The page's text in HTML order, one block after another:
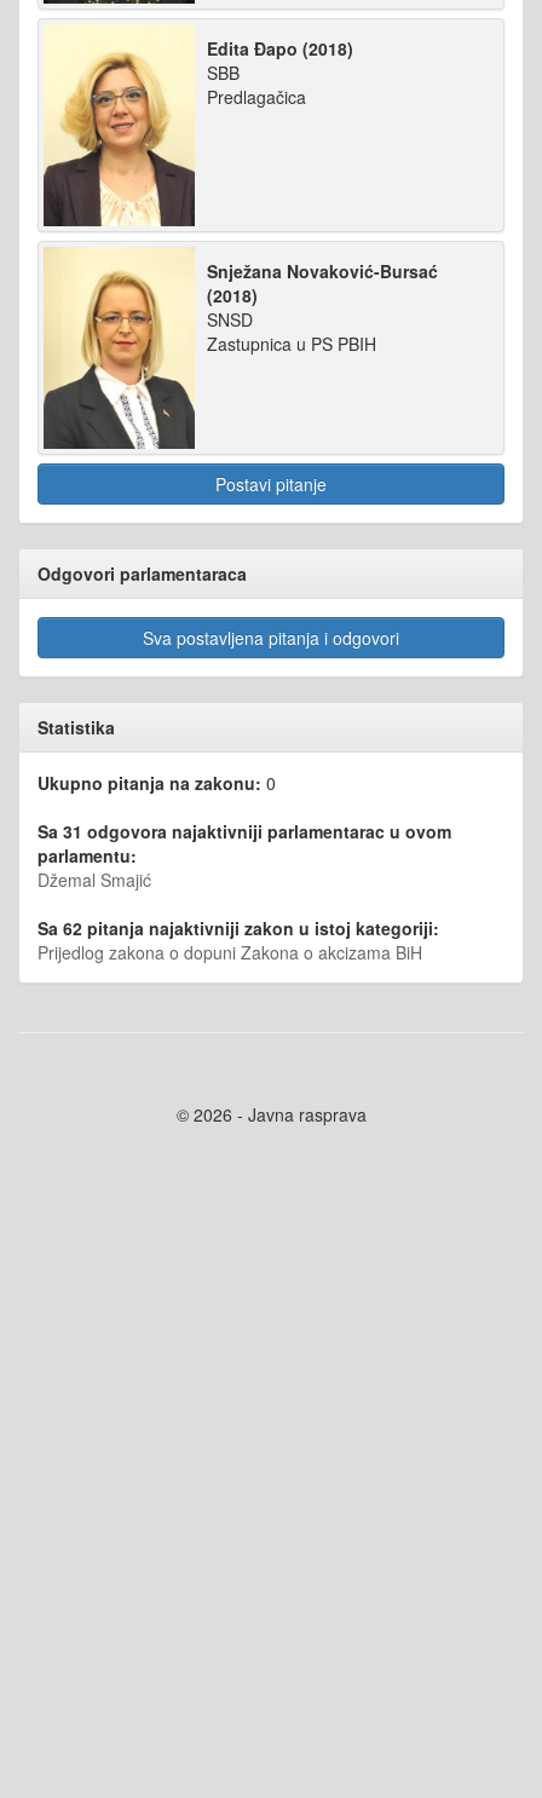
Edita Đapo (2018)
SBB
Predlagačica
Snježana Novaković-Bursać
(2018)
SNSD
Zastupnica u PS PBIH
Postavi pitanje
Odgovori parlamentaraca
Sva postavljena pitanja i odgovori
Statistika
Ukupno pitanja na zakonu: 0
Sa 31 odgovora najaktivniji parlamentarac u ovom
parlamentu:
Džemal Smajić
Sa 62 pitanja najaktivniji zakon u istoj kategoriji:
Prijedlog zakona o dopuni Zakona o akcizama BiH
© 2026 - Javna rasprava